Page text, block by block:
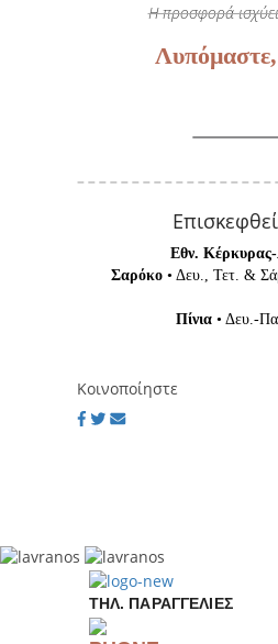
Η προσφορά
Εθν.
Σαρόκο • Δευ., Τετ. &
Πίνια• Δευ.-
Κοινοποίηστε
ΤΗΛ. ΠΑΡΑΓΓΕΛΊΕΣ